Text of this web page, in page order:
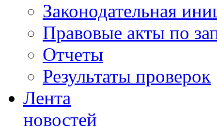
Законодательная
Правовые акты по
Отчеты
Результаты проверок
Лента
новостей